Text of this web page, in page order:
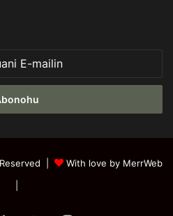
|
With love by MerrWeb